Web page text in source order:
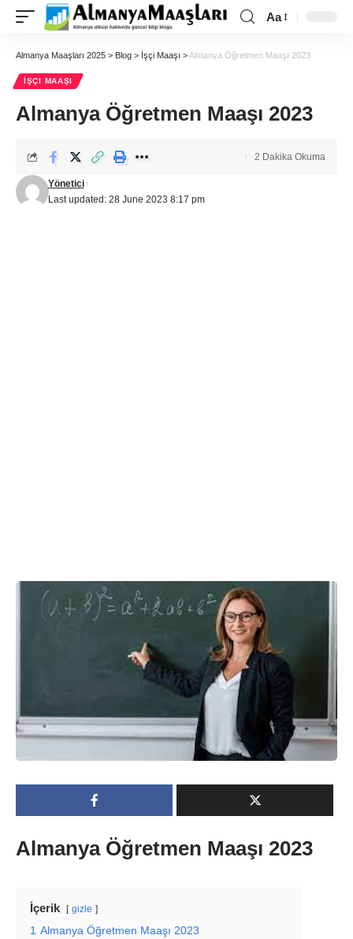
Aa
Almanya Maaşları 2025 > Blog > İşçi Maaşı >Almanya Öğretmen Maaşı 2023
İŞÇI MAAŞI
Almanya Öğretmen Maaşı 2023
Last updated: 28 June 2023 8:17 pm
Yönetici
2 Dakika Okuma
Almanya Öğretmen Maaşı 2023
İçerik gizle
1 Almanya Öğretmen Maaşı 2023